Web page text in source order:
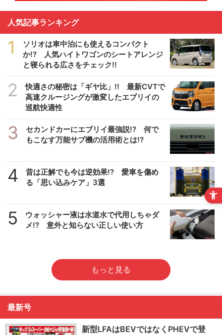
人気記事ランキング
1
ソリオは車中泊にも使えるコンパクト
か!? 人気ハイトワゴンのシートアレンジ
と寝られる広さをチェック!!
2
快適さの秘密は「ギヤ比」!! 最新CVTで
高速クルージングが激変したエブリイの
巡航快適性
3
セカンドカーにエブリイ最強説!? 何で
もこなす万能サブ機の活用術とは!?
4
昔は正解でも今は逆効果!? 愛車を傷め
る「思い込みケア」3選
5
ウォッシャー液は水道水で代用しちゃダ
メ!? 意外と知らない正しい使い方
もっと見る
最新号
新型LFAはBEVではなくPHEVで登